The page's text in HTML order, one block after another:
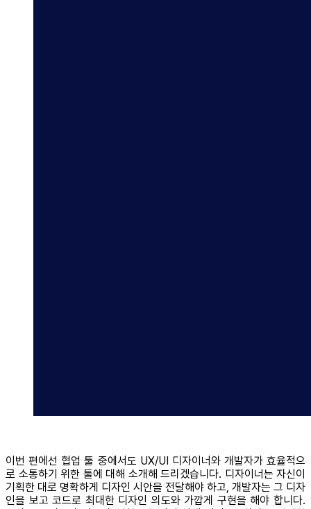
이번 편에선 협업 툴 중에서도 UX/UI 디자이너와 개발자가 효율적으
로 소통하기 위한 툴에 대해 소개해 드리겠습니다. 디자이너는 자신이
기획한 대로 명확하게 디자인 시안을 전달해야 하고, 개발자는 그 디자
인을 보고 코드로 최대한 디자인 의도와 가깝게 구현을 해야 합니다.